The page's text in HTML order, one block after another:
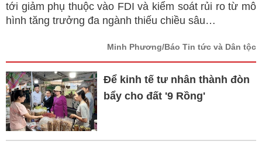
tới giảm phụ thuộc vào FDI và kiểm soát rủi ro từ mô
hình tăng trưởng đa ngành thiếu chiều sâu…
Minh Phương/Báo Tin tức và Dân tộc
Để kinh tế tư nhân thành đòn
bẩy cho đất '9 Rồng'